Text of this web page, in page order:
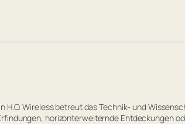
H.O. Wireless betreut das Technik- und
horizonterweiternde Entdeckungen